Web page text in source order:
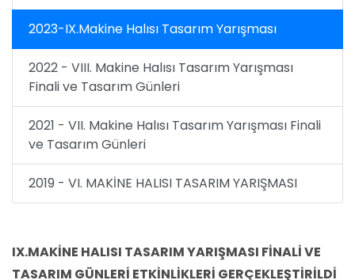
2023-IX.Makine Halısı Tasarım Yarışması
2022 - VIII. Makine Halısı Tasarım Yarışması
Finali ve Tasarım Günleri
2021 - VII. Makine Halısı Tasarım Yarışması Finali
ve Tasarım Günleri
2019 - VI. MAKİNE HALISI TASARIM YARIŞMASI
IX.MAKİNE HALISI TASARIM YARIŞMASI FİNALİ VE
TASARIM GÜNLERİ ETKİNLİKLERİ GERÇEKLEŞTİRİLDİ